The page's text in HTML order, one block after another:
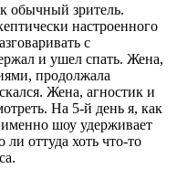
обычный зритель.
настроенного
с
и ушел спать. Жена,
продолжала
Жена, агностик и
На 5-й день я, как
именно шоу удерживает
оттуда хоть что-то